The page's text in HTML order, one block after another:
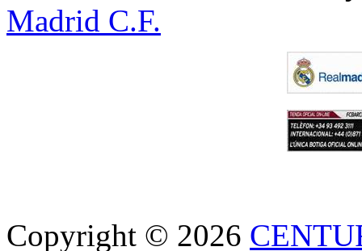
Madrid C.F.
Copyright © 2026